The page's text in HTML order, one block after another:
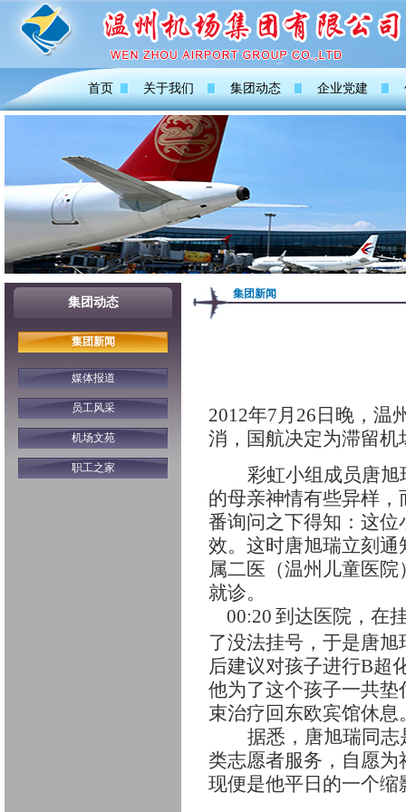
首页 关于我们 集团动态 企业党建
集团动态
集团新闻
媒体报道
员工风采
机场文苑
职工之家
集团新闻
2012年7月26日 晚，温
消，国航决定为滞留
彩虹小组成员唐
的母亲神情有些异样
番询问之下得知：这
效。这时唐旭瑞立刻
属二医（温州儿童医
就诊。
00:20 到达医院，在
了没法挂号，于是唐
后建议对孩子进行B超
他为了这个孩子一共
束治疗回东欧宾馆休息
据悉，唐旭瑞同
类志愿者服务，自愿
现便是他平日的一个缩